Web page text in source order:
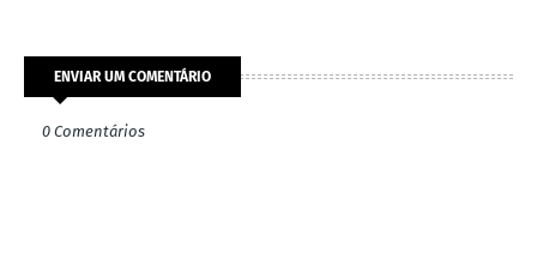
ENVIAR UM COMENTÁRIO
0 Comentários